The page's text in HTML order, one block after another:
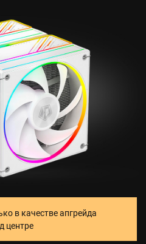
в качестве апгрейда
центре